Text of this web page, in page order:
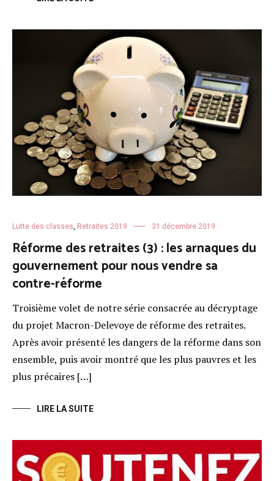
Lutte des classes, Retraites 2019 31 décembre 2019
Réforme des retraites (3) : les arnaques du
gouvernement pour nous vendre sa
contre-réforme
Troisième volet de notre série consacrée au décryptage
du projet Macron-Delevoye de réforme des retraites.
Après avoir présenté les dangers de la réforme dans son
ensemble, puis avoir montré que les plus pauvres et les
plus précaires […]
LIRE LA SUITE